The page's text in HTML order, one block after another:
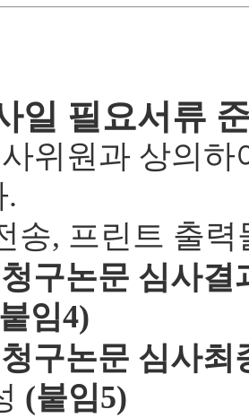
일 필요서류
위원과 상의하
, 프린트 출력
구논문 심사결
임4)
구논문 심사최
(붙임5)